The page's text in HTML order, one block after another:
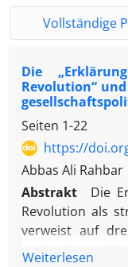
Vollständige
Die
Revolution“
Seiten 1-22
https://
Abbas Ali Rahbar
Abstrakt
Die
Revolution als
verweist auf
verbundene
Weiterlesen